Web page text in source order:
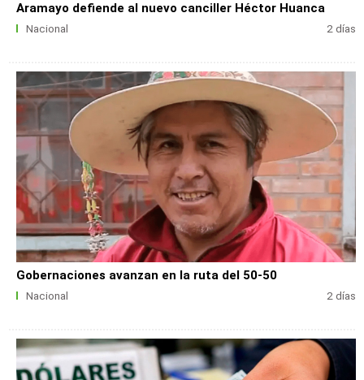
Aramayo defiende al nuevo canciller Héctor Huanca
Nacional 2 días
Gobernaciones avanzan en la ruta del 50-50
Nacional 2 días